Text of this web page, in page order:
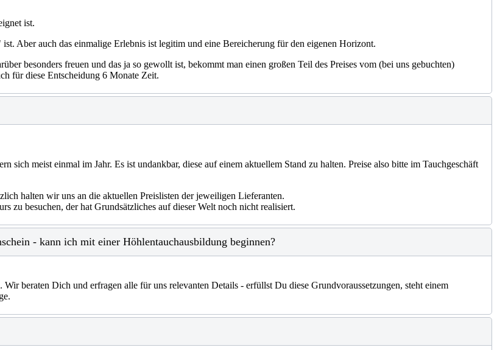
ist.
Aber auch das einmalige Erlebnis ist legitim und eine Bereicherung für den eigenen Horizont.
besonders freuen und das ja so gewollt ist, bekommt man einen großen Teil des Preises vom (bei uns gebuchten)
für diese Entscheidung 6 Monate Zeit.
sich meist einmal im Jahr. Es ist undankbar, diese auf einem aktuellem Stand zu halten. Preise also bitte im Tauchgeschäft
halten wir uns an die aktuellen Preislisten der jeweiligen Lieferanten.
zu besuchen, der hat Grundsätzliches auf dieser Welt noch nicht realisiert.
- kann ich mit einer Höhlentauchausbildung beginnen?
beraten Dich und erfragen alle für uns relevanten Details - erfüllst Du diese Grundvoraussetzungen, steht einem